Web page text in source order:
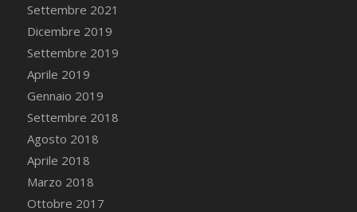
Settembre 2021
Dicembre 2019
Settembre 2019
Aprile 2019
Gennaio 2019
Settembre 2018
Agosto 2018
Aprile 2018
Marzo 2018
Ottobre 2017